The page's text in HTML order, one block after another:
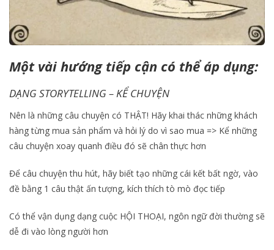
Một vài hướng tiếp cận có thể áp dụng:
DẠNG STORYTELLING – KỂ CHUYỆN
Nên là những câu chuyện có THẬT! Hãy khai thác những khách
hàng từng mua sản phẩm và hỏi lý do vì sao mua => Kể những
câu chuyện xoay quanh điều đó sẽ chân thực hơn
Để câu chuyện thu hút, hãy biết tạo những cái kết bất ngờ, vào
đề bằng 1 câu thật ấn tượng, kích thích tò mò đọc tiếp
Có thể vận dụng dạng cuộc HỘI THOẠI, ngôn ngữ đời thường sẽ
dễ đi vào lòng người hơn